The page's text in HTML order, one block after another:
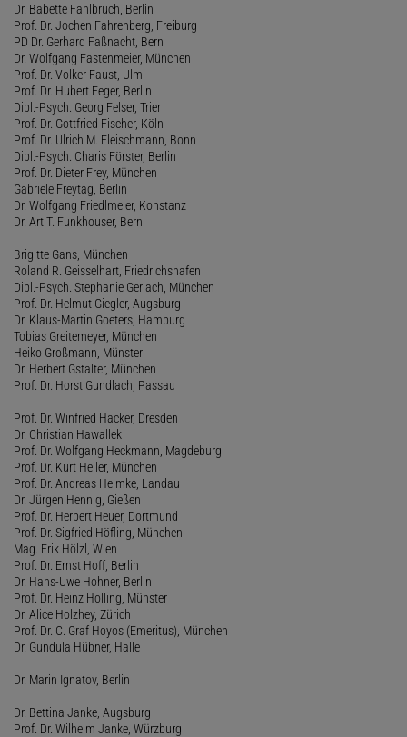
Dr. Babette Fahlbruch, Berlin
Prof. Dr. Jochen Fahrenberg, Freiburg
PD Dr. Gerhard Faßnacht, Bern
Dr. Wolfgang Fastenmeier, München
Prof. Dr. Volker Faust, Ulm
Prof. Dr. Hubert Feger, Berlin
Dipl.-Psych. Georg Felser, Trier
Prof. Dr. Gottfried Fischer, Köln
Prof. Dr. Ulrich M. Fleischmann, Bonn
Dipl.-Psych. Charis Förster, Berlin
Prof. Dr. Dieter Frey, München
Gabriele Freytag, Berlin
Dr. Wolfgang Friedlmeier, Konstanz
Dr. Art T. Funkhouser, Bern
Brigitte Gans, München
Roland R. Geisselhart, Friedrichshafen
Dipl.-Psych. Stephanie Gerlach, München
Prof. Dr. Helmut Giegler, Augsburg
Dr. Klaus-Martin Goeters, Hamburg
Tobias Greitemeyer, München
Heiko Großmann, Münster
Dr. Herbert Gstalter, München
Prof. Dr. Horst Gundlach, Passau
Prof. Dr. Winfried Hacker, Dresden
Dr. Christian Hawallek
Prof. Dr. Wolfgang Heckmann, Magdeburg
Prof. Dr. Kurt Heller, München
Prof. Dr. Andreas Helmke, Landau
Dr. Jürgen Hennig, Gießen
Prof. Dr. Herbert Heuer, Dortmund
Prof. Dr. Sigfried Höfling, München
Mag. Erik Hölzl, Wien
Prof. Dr. Ernst Hoff, Berlin
Dr. Hans-Uwe Hohner, Berlin
Prof. Dr. Heinz Holling, Münster
Dr. Alice Holzhey, Zürich
Prof. Dr. C. Graf Hoyos (Emeritus), München
Dr. Gundula Hübner, Halle
Dr. Marin Ignatov, Berlin
Dr. Bettina Janke, Augsburg
Prof. Dr. Wilhelm Janke, Würzburg